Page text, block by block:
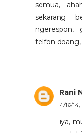
semua,
sekarang
ngerespon,
telfon doang,
Rani
4/16/14,
iya,